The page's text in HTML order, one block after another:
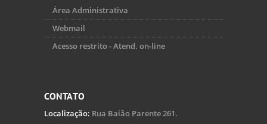
Área Administrativa
Webmail
Acesso restrito - Atend. on-line
CONTATO
Localização: Rua Baião Parente 261.